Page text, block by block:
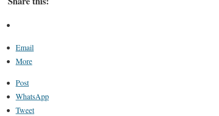
Email
More
Post
WhatsApp
Tweet